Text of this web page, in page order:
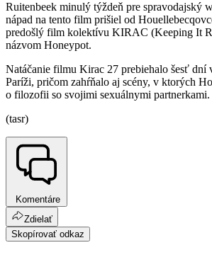
Ruitenbeek minulý týždeň pre spravodajský
nápad na tento film prišiel od
predošlý film kolektívu KIRAC (Keeping It
názvom Honeypot.
Natáčanie filmu Kirac 27 prebiehalo šesť dní
Paríži, pričom zahŕňalo aj scény, v ktorých
o filozofii so svojimi sexuálnymi partnerkami.
(tasr)
Komentáre
Zdielať
Skopírovať odkaz